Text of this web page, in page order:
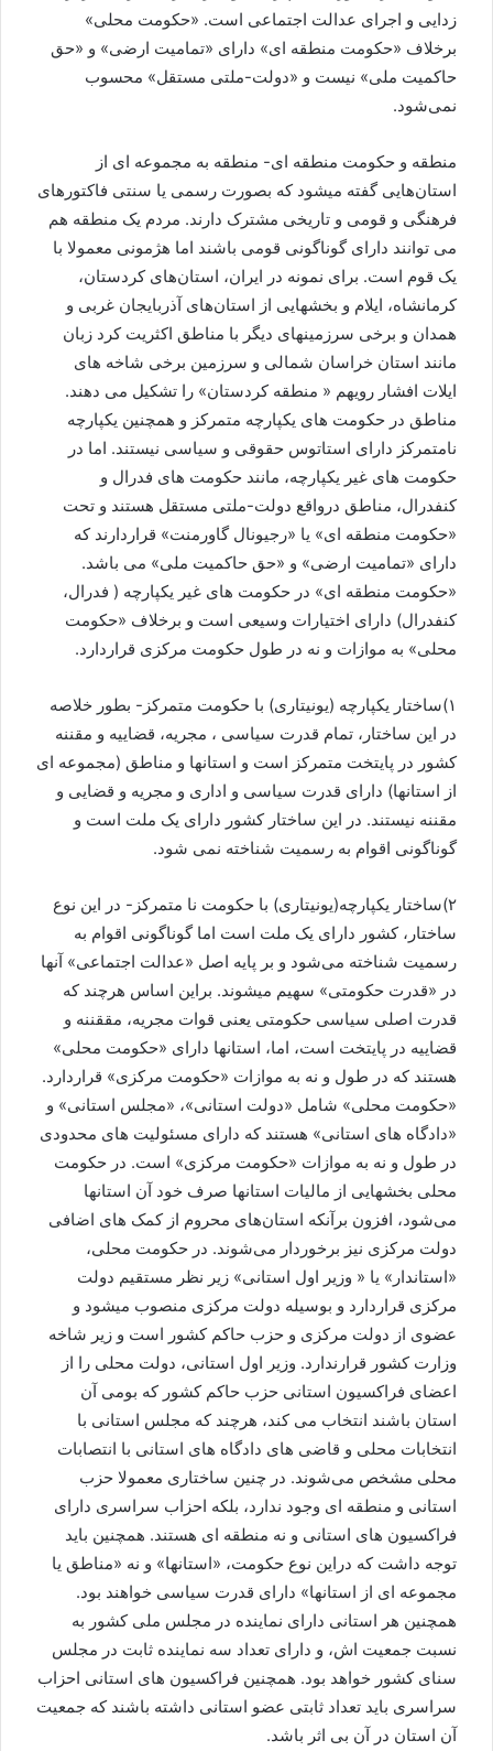
زدایی و اجرای عدالت اجتماعی است. «حکومت محلی»
برخلاف «حکومت منطقه ای» دارای «تمامیت ارضی» و «حق
حاکمیت ملی» نیست و «دولت-ملتی مستقل» محسوب
نمی‌شود.
منطقه و حکومت منطقه ای- منطقه به مجموعه ای از
استان‌هایی گفته میشود که بصورت رسمی یا سنتی فاکتورهای
فرهنگی و قومی و تاریخی مشترک دارند. مردم یک منطقه هم
می توانند دارای گوناگونی قومی باشند اما هژمونی معمولا با
یک قوم است. برای نمونه در ایران، استان‌های کردستان،
کرمانشاه، ایلام و بخشهایی از استان‌های آذربایجان غربی و
همدان و برخی سرزمینهای دیگر با مناطق اکثریت کرد زبان
مانند استان خراسان شمالی و سرزمین برخی شاخه های
ایلات افشار رویهم « منطقه کردستان» را تشکیل می دهند.
مناطق در حکومت های یکپارچه متمرکز و همچنین یکپارچه
نامتمرکز دارای استاتوس حقوقی و سیاسی نیستند. اما در
حکومت های غیر یکپارچه، مانند حکومت های فدرال و
کنفدرال، مناطق درواقع دولت-ملتی مستقل هستند و تحت
«حکومت منطقه ای» یا «رجیونال گاورمنت» قراردارند که
دارای «تمامیت ارضی» و «حق حاکمیت ملی» می باشد.
«حکومت منطقه ای» در حکومت های غیر یکپارچه ( فدرال،
کنفدرال) دارای اختیارات وسیعی است و برخلاف «حکومت
محلی» به موازات و نه در طول حکومت مرکزی قراردارد.
۱)ساختار یکپارچه (یونیتاری) با حکومت متمرکز- بطور خلاصه
در این ساختار، تمام قدرت سیاسی ، مجریه، قضاییه و مقننه
کشور در پایتخت متمرکز است و استانها و مناطق (مجموعه ای
از استانها) دارای قدرت سیاسی و اداری و مجریه و قضایی و
مقننه نیستند. در این ساختار کشور دارای یک ملت است و
گوناگونی اقوام به رسمیت شناخته نمی شود.
۲)ساختار یکپارچه(یونیتاری) با حکومت نا متمرکز- در این نوع
ساختار، کشور دارای یک ملت است اما گوناگونی اقوام به
رسمیت شناخته می‌شود و بر پایه اصل «عدالت اجتماعی» آنها
در «قدرت حکومتی» سهیم میشوند. براین اساس هرچند که
قدرت اصلی سیاسی حکومتی یعنی قوات مجریه، مققننه و
قضاییه در پایتخت است، اما، استانها دارای «حکومت محلی»
هستند که در طول و نه به موازات «حکومت مرکزی» قراردارد.
«حکومت محلی» شامل «دولت استانی»، «مجلس استانی» و
«دادگاه های استانی» هستند که دارای مسئولیت های محدودی
در طول و نه به موازات «حکومت مرکزی» است. در حکومت
محلی بخشهایی از مالیات استانها صرف خود آن استانها
می‌شود، افزون برآنکه استان‌های محروم از کمک های اضافی
دولت مرکزی نیز برخوردار می‌شوند. در حکومت محلی،
«استاندار» یا « وزیر اول استانی» زیر نظر مستقیم دولت
مرکزی قراردارد و بوسیله دولت مرکزی منصوب میشود و
عضوی از دولت مرکزی و حزب حاکم کشور است و زیر شاخه
وزارت کشور قرارندارد. وزیر اول استانی، دولت محلی را از
اعضای فراکسیون استانی حزب حاکم کشور که بومی آن
استان باشند انتخاب می کند، هرچند که مجلس استانی با
انتخابات محلی و قاضی های دادگاه های استانی با انتصابات
محلی مشخص می‌شوند. در چنین ساختاری معمولا حزب
استانی و منطقه ای وجود ندارد، بلکه احزاب سراسری دارای
فراکسیون های استانی و نه منطقه ای هستند. همچنین باید
توجه داشت که دراین نوع حکومت، «استانها» و نه «مناطق یا
مجموعه ای از استانها» دارای قدرت سیاسی خواهند بود.
همچنین هر استانی دارای نماینده در مجلس ملی کشور به
نسبت جمعیت اش، و دارای تعداد سه نماینده ثابت در مجلس
سنای کشور خواهد بود. همچنین فراکسیون های استانی احزاب
سراسری باید تعداد ثابتی عضو استانی داشته باشند که جمعیت
آن استان در آن بی اثر باشد.